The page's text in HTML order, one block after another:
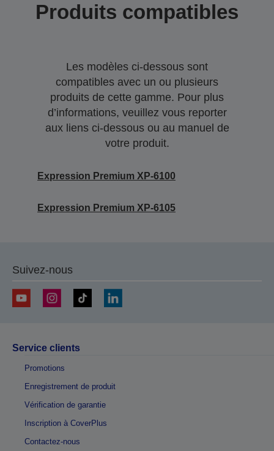
Produits compatibles
Les modèles ci-dessous sont
compatibles avec un ou plusieurs
produits de cette gamme. Pour plus
d’informations, veuillez vous reporter
aux liens ci-dessous ou au manuel de
votre produit.
Expression Premium XP-6100
Expression Premium XP-6105
Suivez-nous
Service clients
Promotions
Enregistrement de produit
Vérification de garantie
Inscription à CoverPlus
Contactez-nous